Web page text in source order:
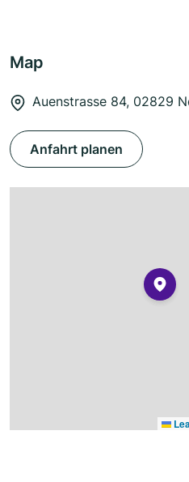
Map
Auenstrasse 84, 02829
Anfahrt planen